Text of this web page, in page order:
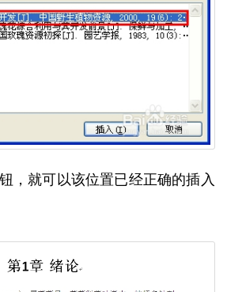
，就可以该位置已经正确的插入